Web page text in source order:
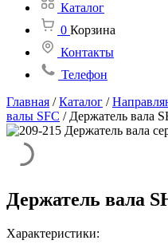
Каталог
0 Корзина
Контакты
Телефон
Главная /Каталог /
валы SFC / Держатель вала
Держатель вала
Характеристики: